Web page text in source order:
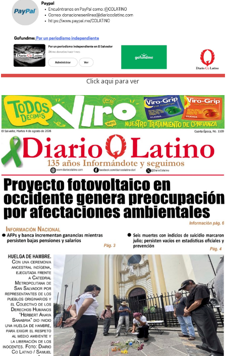
Click aqui para ver